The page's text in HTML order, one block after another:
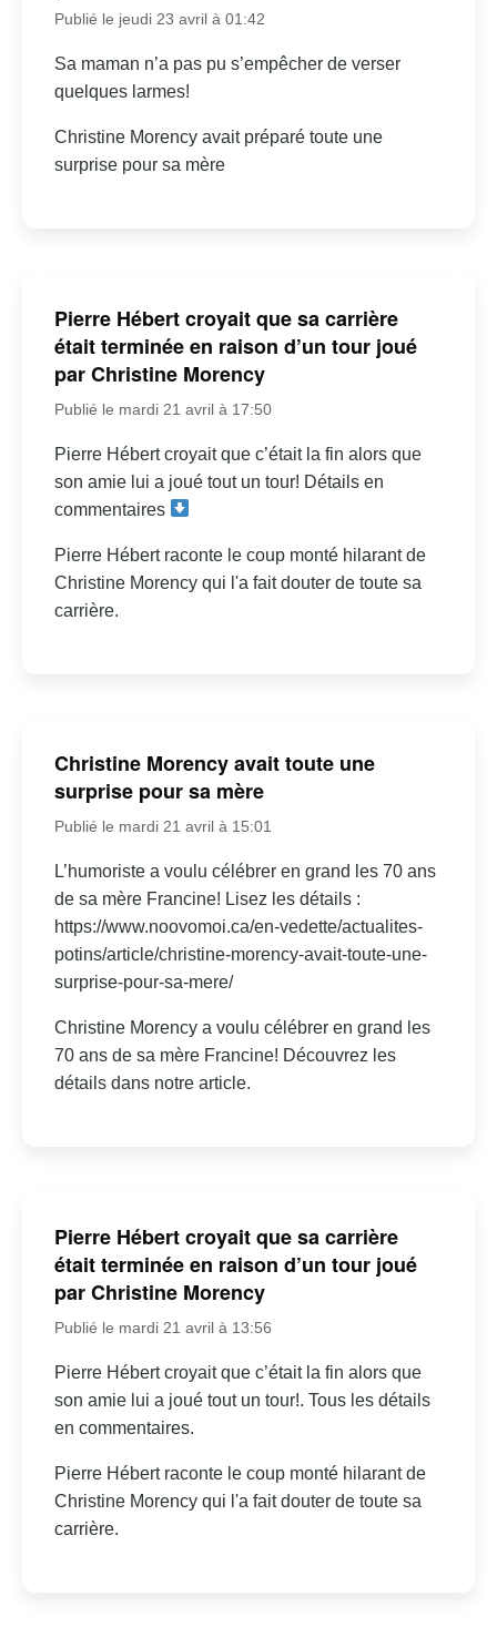
Publié le jeudi 23 avril à 01:42
Sa maman n’a pas pu s’empêcher de verser
quelques larmes!
Christine Morency avait préparé toute une
surprise pour sa mère
Pierre Hébert croyait que sa carrière
était terminée en raison d’un tour joué
par Christine Morency
Publié le mardi 21 avril à 17:50
Pierre Hébert croyait que c’était la fin alors que
son amie lui a joué tout un tour! Détails en
commentaires
Pierre Hébert raconte le coup monté hilarant de
Christine Morency qui l'a fait douter de toute sa
carrière.
Christine Morency avait toute une
surprise pour sa mère
Publié le mardi 21 avril à 15:01
L’humoriste a voulu célébrer en grand les 70 ans
de sa mère Francine! Lisez les détails :
https://www.noovomoi.ca/en-vedette/actualites-
potins/article/christine-morency-avait-toute-une-
surprise-pour-sa-mere/
Christine Morency a voulu célébrer en grand les
70 ans de sa mère Francine! Découvrez les
détails dans notre article.
Pierre Hébert croyait que sa carrière
était terminée en raison d’un tour joué
par Christine Morency
Publié le mardi 21 avril à 13:56
Pierre Hébert croyait que c’était la fin alors que
son amie lui a joué tout un tour!. Tous les détails
en commentaires.
Pierre Hébert raconte le coup monté hilarant de
Christine Morency qui l'a fait douter de toute sa
carrière.